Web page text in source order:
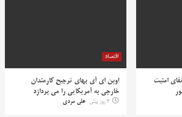
امنیت
اقتصاد
اوپن ای آی بهای ترجیح کارمندان
خارجی به آمریکایی را می پردازد
3 روز پیش علی مردی